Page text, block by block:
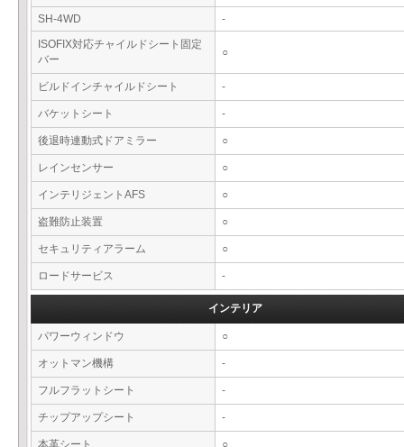
SH-4WD
-
ISOFIX対応チャイルドシート固定
バー
○
ビルドインチャイルドシート -
バケットシート -
後退時連動式ドアミラー ○
レインセンサー ○
インテリジェントAFS ○
盗難防止装置 ○
セキュリティアラーム ○
ロードサービス -
インテリア
パワーウィンドウ ○
オットマン機構 -
フルフラットシート -
チップアップシート -
本革シート ○